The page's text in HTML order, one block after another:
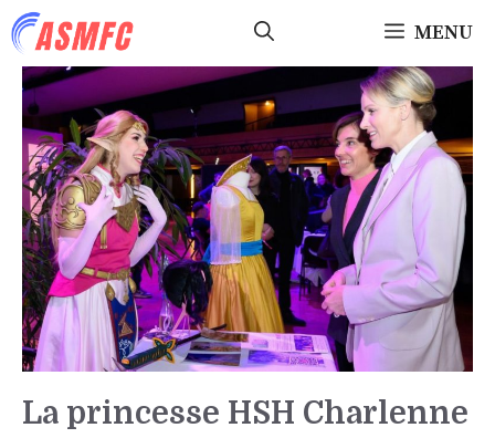
Aller
au
contenu
MENU
La princesse HSH Charlenne